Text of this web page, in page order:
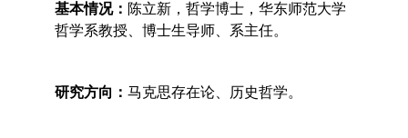
基本情况： 陈立新，哲学博士，华东师范大学
哲学系教授、博士生导师、系主任。
研究方向： 马克思存在论、历史哲学。